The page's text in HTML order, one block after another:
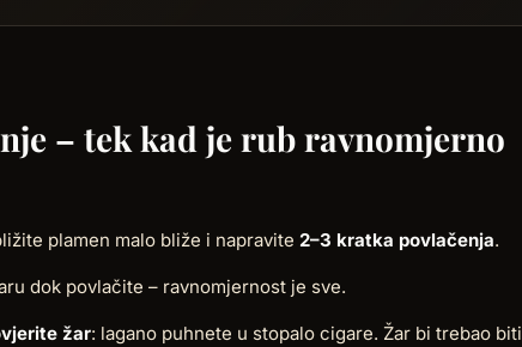
– tek kad je rub ravnomjerno
plamen malo bliže i napravite 2–3 kratka povlačenja.
dok povlačite – ravnomjernost je sve.
žar: lagano puhnete u stopalo cigare. Žar bi trebao biti